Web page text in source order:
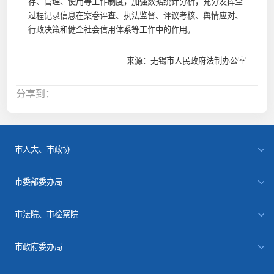
过程记录信息在案卷评查、执法监督、评议考核、舆情应对、
行政决策和健全社会信用体系等工作中的作用。
来源：无锡市人民政府法制办公室
分享到：
市人大、市政协
市委部委办局
市法院、市检察院
市政府委办局